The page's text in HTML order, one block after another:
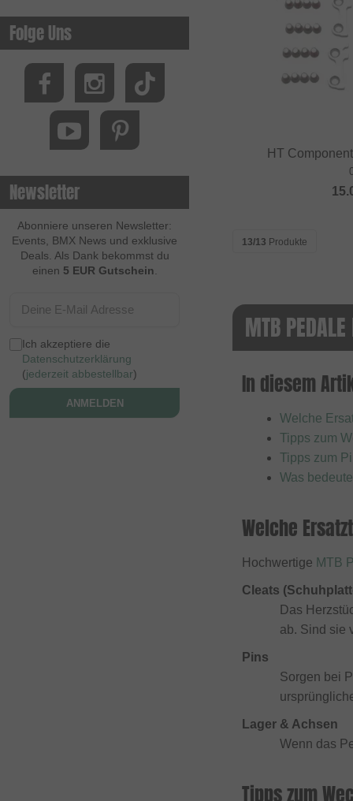
Folge Uns
Newsletter
Abonniere unseren Newsletter:
Events, BMX News und exklusive
Deals. Als Dank bekommst du
einen 5 EUR Gutschein
Ich akzeptiere die
Datenschutzerklärung
(jederzeit abbestellbar)
ANMELDEN
HT
13/13 Produkte
MTB PEDALE
In diesem
Welche
Tipps zum
Tipps zum
Was
Welche
Hochwertige MTB
Cleats
Das
ab. Sind sie
Pins
Sorgen bei
Lager & Achsen
Wenn das
Tipps zum